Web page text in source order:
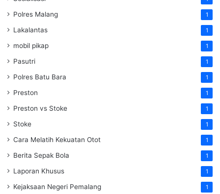
Polres Malang 1
Lakalantas 1
mobil pikap 1
Pasutri 1
Polres Batu Bara 1
Preston 1
Preston vs Stoke 1
Stoke 1
Cara Melatih Kekuatan Otot 1
Berita Sepak Bola 1
Laporan Khusus 1
Kejaksaan Negeri Pemalang 1